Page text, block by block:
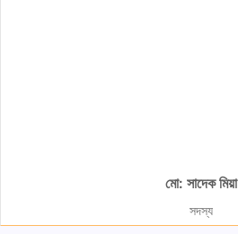
মো: সাদেক মিয়া
সদস্য